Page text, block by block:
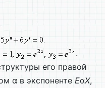
.
его правой
α в экспоненте EαX,